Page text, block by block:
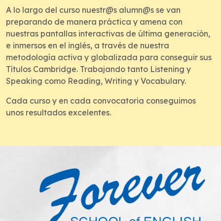
A lo largo del curso nuestr@s alumn@s se van
preparando de manera práctica y amena con
nuestras pantallas interactivas de última generación,
e inmersos en el inglés, a través de nuestra
metodología activa y globalizada para conseguir sus
Títulos Cambridge. Trabajando tanto Listening y
Speaking como Reading, Writing y Vocabulary.
Cada curso y en cada convocatoria conseguimos
unos resultados excelentes.